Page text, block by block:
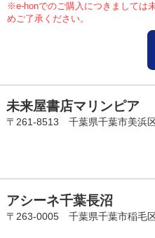
※e-honでのご購入につきましては
めご了承ください。
未来屋書店マリンピア
〒261-8513 千葉県千葉市美浜
アシーネ千葉長沼
〒263-0005 千葉県千葉市稲毛